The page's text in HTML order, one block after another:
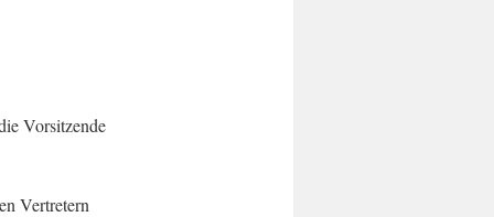
Vorsitzende
Vertretern